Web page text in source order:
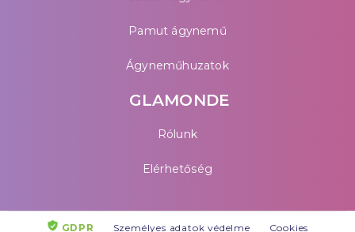
Pamut ágynemű
Ágyneműhuzatok
GLAMONDE
Rólunk
Elérhetőség
GDPR Személyes adatok védelme Cookies